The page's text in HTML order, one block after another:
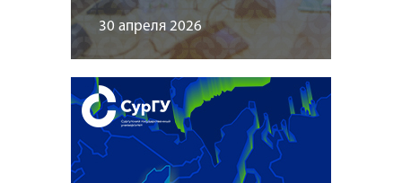
30 апреля 2026